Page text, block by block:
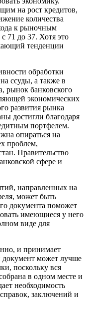
на рост кредитов,
количества
к рыночным
71 до 37. Хотя это
тенденции
обработки
ссуды, а также в
рынок банковского
экономических
развития рынка
достигли благодаря
портфелем.
опираться на
проблем,
Правительство
сфере и
направленных на
может быть
документа поможет
имеющиеся у него
виде для
и принимает
документ может лучше
поскольку вся
в одном месте и
необходимость
заключений и